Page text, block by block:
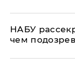
НАБУ
чем